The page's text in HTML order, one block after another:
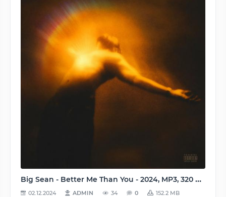
Big Sean - Better Me Than You - 2024, MP3, 320 kbps
02.12.2024 ADMIN 34 0 152.2 MB